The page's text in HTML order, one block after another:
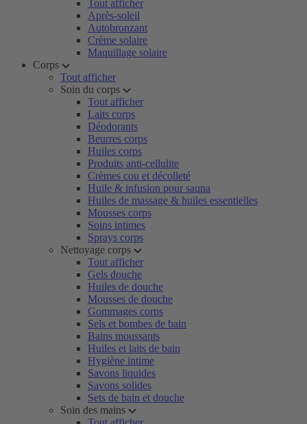
Tout afficher
Après-soleil
Autobronzant
Crème solaire
Maquillage solaire
Corps
Tout afficher
Soin du corps
Tout afficher
Laits corps
Déodorants
Beurres corps
Huiles corps
Produits anti-cellulite
Crèmes cou et décolleté
Huile & infusion pour sauna
Huiles de massage & huiles essentielles
Mousses corps
Soins intimes
Sprays corps
Nettoyage corps
Tout afficher
Gels douche
Huiles de douche
Mousses de douche
Gommages corps
Sels et bombes de bain
Bains moussants
Huiles et laits de bain
Hygiène intime
Savons liquides
Savons solides
Sets de bain et douche
Soin des mains